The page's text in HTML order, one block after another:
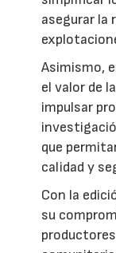
asegurar la
Asimismo,
el valor de
impulsar
que
calidad y
Con la
su